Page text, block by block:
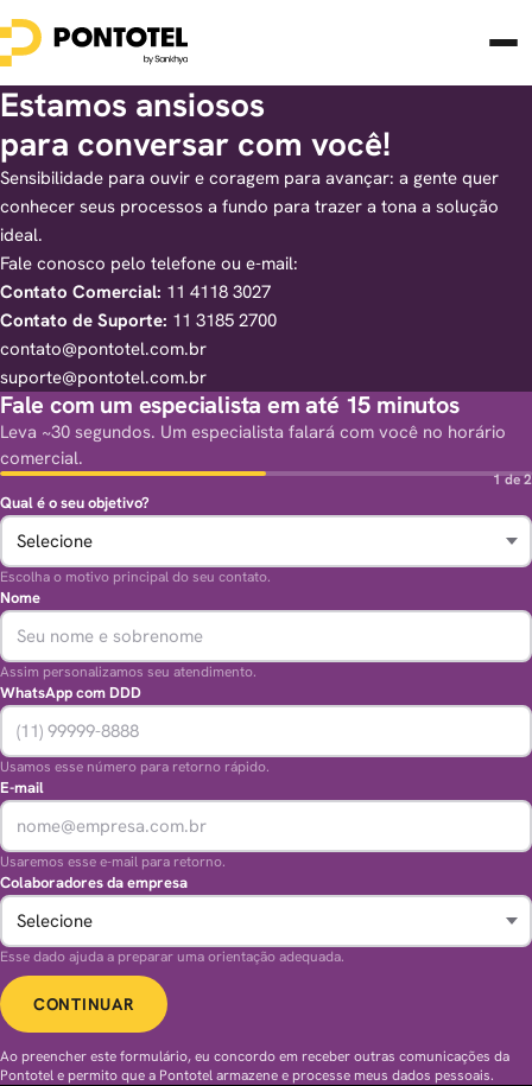
Estamos ansiosos
para conversar com você!
Sensibilidade para ouvir e coragem para avançar: a gente quer
conhecer seus processos a fundo para trazer a tona a solução
ideal.
Fale conosco pelo telefone ou e-mail:
Contato Comercial: 11 4118 3027
Contato de Suporte: 11 3185 2700
contato@pontotel.com.br
suporte@pontotel.com.br
Fale com um especialista em até 15 minutos
Leva ~30 segundos. Um especialista falará com você no horário
comercial.
1 de 2
Qual é o seu objetivo?
Escolha o motivo principal do seu contato.
Nome
Assim personalizamos seu atendimento.
WhatsApp com DDD
Usamos esse número para retorno rápido.
E-mail
Usaremos esse e-mail para retorno.
Colaboradores da empresa
Esse dado ajuda a preparar uma orientação adequada.
CONTINUAR
Ao preencher este formulário, eu concordo em receber outras comunicações da
Pontotel e permito que a Pontotel armazene e processe meus dados pessoais.